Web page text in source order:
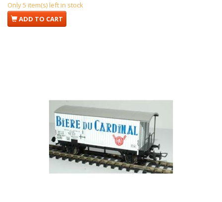
Only 5 item(s) left in stock
ADD TO CART